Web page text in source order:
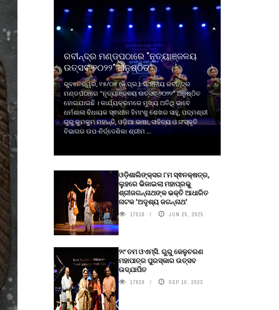
ରବୀନ୍ଦ୍ର ମଣ୍ଡପଠାରେ "ନୃତ୍ୟାଞ୍ଜଳୟ
ଉତ୍ସବ-୨୦୨୨" ଅନୁଷ୍ଠିତ
ଭୁବନେଶ୍ୱର, ୧୫/୦୫ (ନି.ପ୍ର.): ସ୍ଥାନୀୟ ରବୀନ୍ଦ୍ର
ମଣ୍ଡପଠାରେ "ନୃତ୍ୟାଞ୍ଜଳୟ ଉତ୍ସବ-୨୦୨୨" ଅନୁଷ୍ଠିତ
ହୋଇଯାଇଛି । କାର୍ଯ୍ୟକ୍ରମରେ ମୁଖ୍ୟ ଅତିଥି ଭାବେ
ଧର୍ମଶାଳା ବିଧାୟକ ସ୍ଵାଧୀନ ହିମାଂଶୁ ଶେଖର ସାହୁ, ପଦ୍ମଶ୍ରୀ
ଗୁରୁ କୁମକୁମ ମହାନ୍ତି, ଓଡ଼ିଆ ଭାଷା, ସାହିତ୍ୟ ଓ ସଂସ୍କୃତି
ବିଭାଗର ଉପ-ନିର୍ଦ୍ଦେଶିକା ଶ୍ରୀମ ...
ଓଡ଼ିଶାଲିଙ୍କ୍ସର ୮ମ ସ୍ଵନକ୍ଷତ୍ର,
ଲୁହରେ ଭିଜାଇଲା ମହାପ୍ରଭୁ
ଶ୍ରୀଜଗନ୍ନାଥଙ୍କ ଭକ୍ତି ଆଧାରିତ
ନାଟକ ‘ଅଦୃଶ୍ୟ ଜଗନ୍ନାଥ‘
17018 JUN 25, 2025
୨୯ ତମ ଓଏମ୍‌ସି. ଗୁରୁ କେଳୁଚରଣ
ମହାପାତ୍ର ପୁରସ୍କାର ଉତ୍ସବ
ଉଦ୍‍ଯାପିତ
17629 SEP 10, 2023